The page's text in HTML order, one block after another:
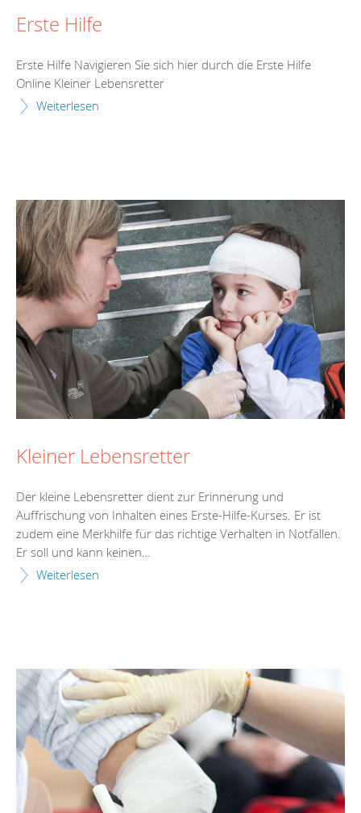
Erste Hilfe
Erste Hilfe Navigieren Sie sich hier durch die Erste Hilfe
Online Kleiner Lebensretter
Weiterlesen
Kleiner Lebensretter
Der kleine Lebensretter dient zur Erinnerung und
Auffrischung von Inhalten eines Erste-Hilfe-Kurses. Er ist
zudem eine Merkhilfe für das richtige Verhalten in Notfällen.
Er soll und kann keinen…
Weiterlesen